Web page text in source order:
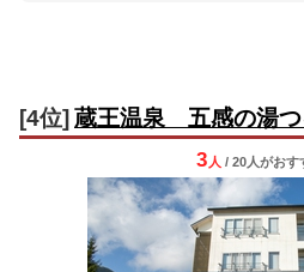
[4位] 蔵王温泉 五感の湯つ
3 人 / 20人がおす